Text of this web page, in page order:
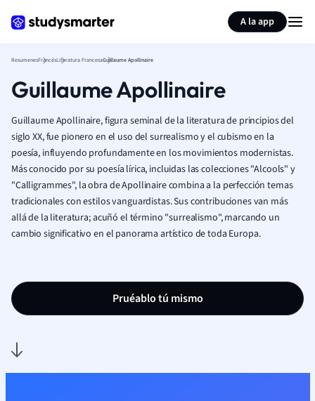
A la app
ResumenesFrancésLiteratura FrancesaGuillaume Apollinaire
Guillaume Apollinaire
Guillaume Apollinaire, figura seminal de la literatura de principios del
siglo XX, fue pionero en el uso del surrealismo y el cubismo en la
poesía, influyendo profundamente en los movimientos modernistas.
Más conocido por su poesía lírica, incluidas las colecciones "Alcools" y
"Calligrammes", la obra de Apollinaire combina a la perfección temas
tradicionales con estilos vanguardistas. Sus contribuciones van más
allá de la literatura; acuñó el término "surrealismo", marcando un
cambio significativo en el panorama artístico de toda Europa.
Pruéablo tú mismo
Resumir página